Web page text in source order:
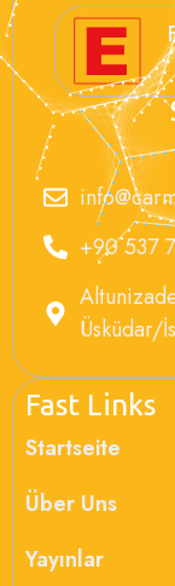
+90 537
Üsküdar/
Fast Links
Startseite
Über Uns
Yayınlar